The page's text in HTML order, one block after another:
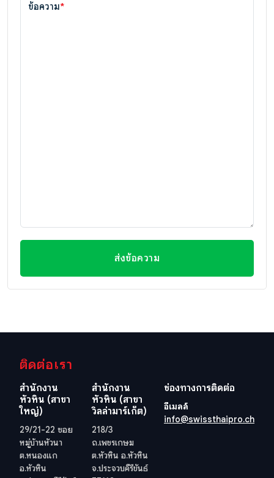
ข้อความ*
ส่งข้อความ
ติดต่อเรา
สำนักงาน
หัวหิน (สาขา
ใหญ่)
29/21-22 ซอย
หมู่บ้านหัวนา
ต.หนองแก
อ.หัวหิน
สำนักงาน
หัวหิน (สาขา
วิลล่ามาร์เก็ต)
218/3
ถ.เพชรเกษม
ต.หัวหิน อ.หัวหิน
จ.ประจวบคีรีขันธ์
ช่องทางการติดต่อ
อีเมลล์
info@swissthaipro.ch